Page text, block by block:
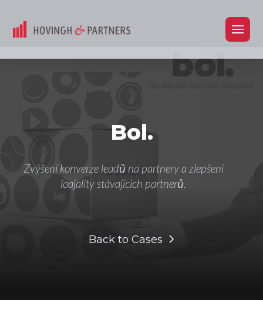
Bol.
Zvýšení konverze leadů na partnery a zlepšení
loajality stávajících partnerů.
Back to Cases